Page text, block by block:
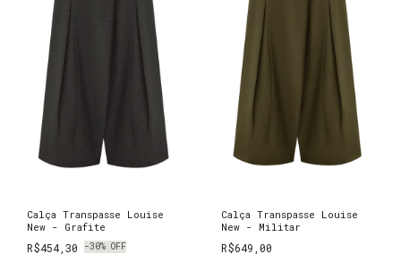
Calça Transpasse Louise
New - Grafite
R$454,30 -30% OFF
Calça Transpasse Louise
New - Militar
R$649,00